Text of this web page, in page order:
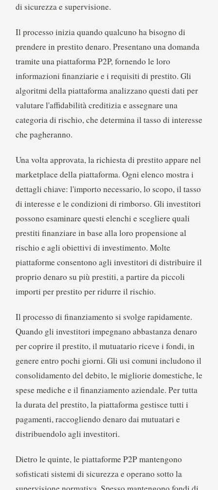
di sicurezza e supervisione.
Il processo inizia quando qualcuno ha bisogno di
prendere in prestito denaro. Presentano una domanda
tramite una piattaforma P2P, fornendo le loro
informazioni finanziarie e i requisiti di prestito. Gli
algoritmi della piattaforma analizzano questi dati per
valutare l'affidabilità creditizia e assegnare una
categoria di rischio, che determina il tasso di interesse
che pagheranno.
Una volta approvata, la richiesta di prestito appare nel
marketplace della piattaforma. Ogni elenco mostra i
dettagli chiave: l'importo necessario, lo scopo, il tasso
di interesse e le condizioni di rimborso. Gli investitori
possono esaminare questi elenchi e scegliere quali
prestiti finanziare in base alla loro propensione al
rischio e agli obiettivi di investimento. Molte
piattaforme consentono agli investitori di distribuire il
proprio denaro su più prestiti, a partire da piccoli
importi per prestito per ridurre il rischio.
Il processo di finanziamento si svolge rapidamente.
Quando gli investitori impegnano abbastanza denaro
per coprire il prestito, il mutuatario riceve i fondi, in
genere entro pochi giorni. Gli usi comuni includono il
consolidamento del debito, le migliorie domestiche, le
spese mediche e il finanziamento aziendale. Per tutta
la durata del prestito, la piattaforma gestisce tutti i
pagamenti, raccogliendo denaro dai mutuatari e
distribuendolo agli investitori.
Dietro le quinte, le piattaforme P2P mantengono
sofisticati sistemi di sicurezza e operano sotto la